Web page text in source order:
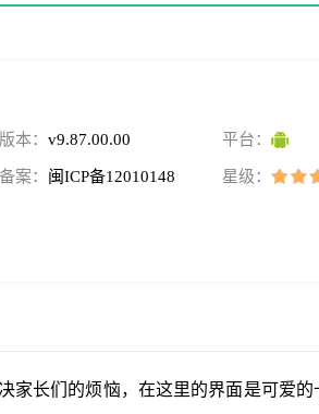
版本： v9.87.00.00 平台：
备案： 闽ICP备12010148 星级：
家长们的烦恼，在这里的界面是可爱